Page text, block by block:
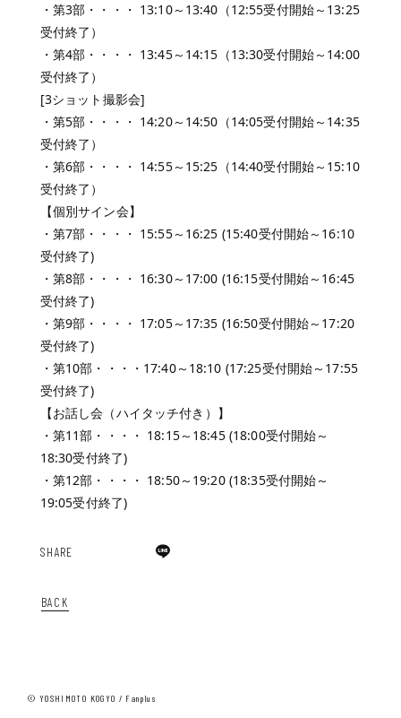
・第3部・・・・ 13:10～13:40（12:55受付開始～13:25
受付終了）
・第4部・・・・ 13:45～14:15（13:30受付開始～14:00
受付終了）
[3ショット撮影会]
・第5部・・・・ 14:20～14:50（14:05受付開始～14:35
受付終了）
・第6部・・・・ 14:55～15:25（14:40受付開始～15:10
受付終了）
【個別サイン会】
・第7部・・・・ 15:55～16:25 (15:40受付開始～16:10
受付終了)
・第8部・・・・ 16:30～17:00 (16:15受付開始～16:45
受付終了)
・第9部・・・・ 17:05～17:35 (16:50受付開始～17:20
受付終了)
・第10部・・・・17:40～18:10 (17:25受付開始～17:55
受付終了)
【お話し会（ハイタッチ付き）】
・第11部・・・・ 18:15～18:45 (18:00受付開始～
18:30受付終了)
・第12部・・・・ 18:50～19:20 (18:35受付開始～
19:05受付終了)
SHARE
BACK
© YOSHIMOTO KOGYO / Fanplus